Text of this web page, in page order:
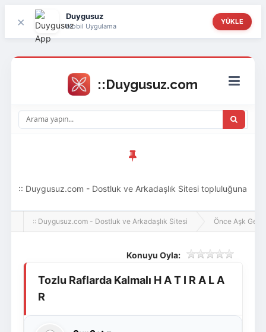
× Duygusuz
Mobil Uygulama
YÜKLE
Giriş Yap Üye Ol
:: Duygusuz.com - Dostluk ve Arkadaşlık Sitesi topluluğuna
hoş geldin ziyaretçi! Aramıza katılmak istersen kayıt
:: Duygusuz.com - Dostluk ve Arkadaşlık Sitesi Önce Aşk Gelir
Konuyu Oyla:
Tozlu Raflarda Kalmalı H A T I R A L A
R